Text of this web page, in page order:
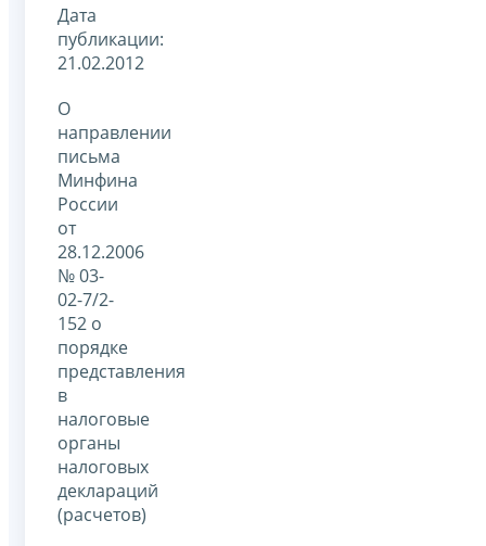
Дата
публикации:
21.02.2012
О
направлении
письма
Минфина
России
от
28.12.2006
№ 03-
02-7/2-
152 о
порядке
представления
в
налоговые
органы
налоговых
деклараций
(расчетов)